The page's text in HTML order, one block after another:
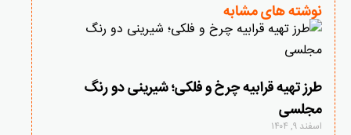
نوشته های مشابه
طرز تهیه قرابیه چرخ و فلکی؛ شیرینی دو رنگ
مجلسی
اسفند ۹, ۱۴۰۴